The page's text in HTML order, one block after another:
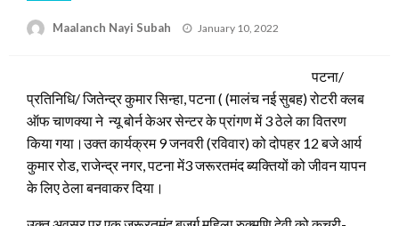
Maalanch Nayi Subah
Posted
January 10, 2022
पटना/
प्रतिनिधि/ जितेन्द्र कुमार सिन्हा, पटना ( (मालंच नई सुबह) रोटरी क्लब
ऑफ चाणक्या ने न्यू बोर्न केअर सेन्टर के प्रांगण में 3 ठेले का वितरण
किया गया।उक्त कार्यक्रम 9 जनवरी (रविवार) को दोपहर 12 बजे आर्य
कुमार रोड, राजेन्द्र नगर, पटना में3 जरूरतमंद ब्यक्तियों को जीवन यापन
के लिए ठेला बनवाकर दिया।